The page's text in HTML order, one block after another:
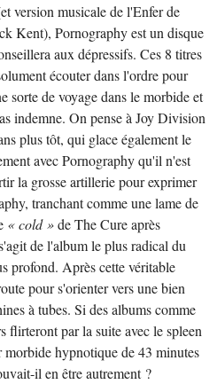
version musicale de l'Enfer de
Kent), Pornography est un disque
aux dépressifs. Ces 8 titres
écouter dans l'ordre pour
sorte de voyage dans le morbide et
indemne. On pense à Joy Division
plus tôt, qui glace également le
avec Pornography qu'il n'est
la grosse artillerie pour exprimer
tranchant comme une lame de
« cold »de The Cure après
de l'album le plus radical du
profond. Après cette véritable
pour s'orienter vers une bien
à tubes. Si des albums comme
par la suite avec le spleen
morbide hypnotique de 43 minutes
il en être autrement ?